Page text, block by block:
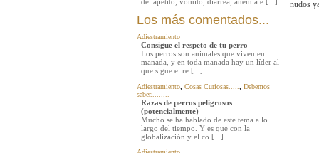
Los más comentados...
Adiestramiento
Consigue el respeto de tu perro
Los perros son animales que viven en
manada, y en toda manada hay un líder al
que sigue el re [...]
Adiestramiento Cosas Curiosas.....
Debemos
saber.........
Razas de perros peligrosos
(potencialmente)
Mucho se ha hablado de este tema a lo
largo del tiempo. Y es que con la
globalización y el co [...]
nudos